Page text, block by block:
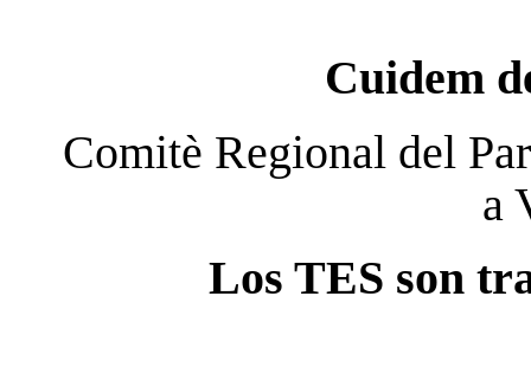
Cuidem
Comitè Regional del
a
Los TES son